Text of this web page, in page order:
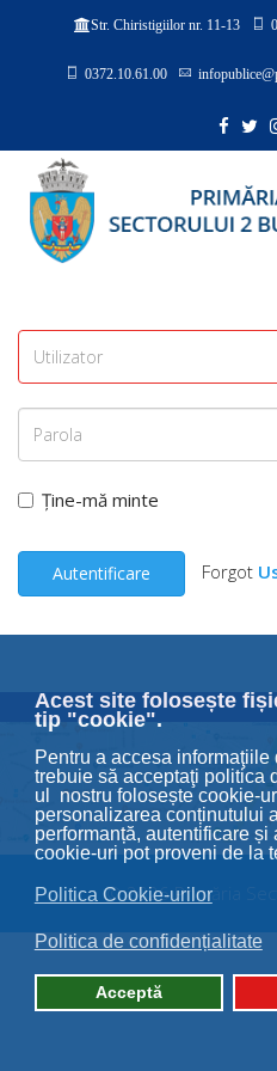
Acest site folosește
tip "cookie".
Pentru a accesa informaţiile
trebuie să acceptaţi politica
ul nostru folosește cookie-
personalizarea conținutului
performanță, autentificare și
cookie-uri pot proveni de la
Politica Cookie-urilor
Politica de confidențialitate
Acceptă
Str. Chiristigiilor nr. 11-13
0372.10.61.00
Ține-mă minte
Autentificare Forgot
© 2026 Primăria